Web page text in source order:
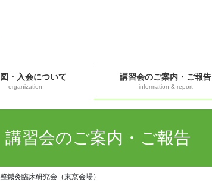
・入会について
organization
講習会のご案内・ご報告
information & report
講習会のご案内・ご報告
鍼灸臨床研究会（東京会場）